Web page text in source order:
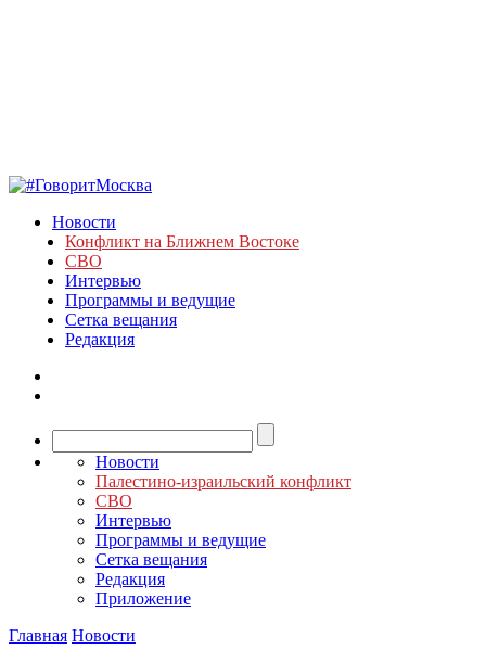
Новости
Конфликт на Ближнем Востоке
СВО
Интервью
Программы и ведущие
Сетка вещания
Редакция
Новости
Палестино-израильский конфликт
СВО
Интервью
Программы и ведущие
Сетка вещания
Редакция
Приложение
Главная Новости